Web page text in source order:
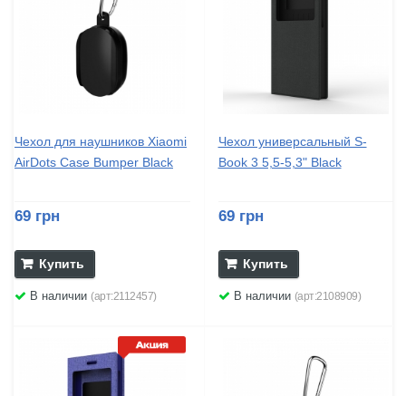
Чехол для наушников Xiaomi
AirDots Case Bumper Black
69 грн
Купить
В наличии (арт:2112457)
Чехол универсальный S-
Book 3 5,5-5,3" Black
69 грн
Купить
В наличии (арт:2108909)